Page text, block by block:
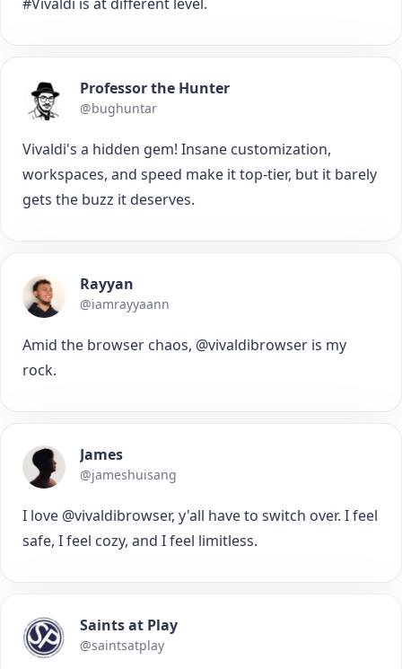
Professor the Hunter
@bughuntar
Vivaldi's a hidden gem! Insane customization,
workspaces, and speed make it top-tier, but it barely
gets the buzz it deserves.
Rayyan
@iamrayyaann
Amid the browser chaos, @vivaldibrowser is my
rock.
James
@jameshuisang
I love @vivaldibrowser, y'all have to switch over. I feel
safe, I feel cozy, and I feel limitless.
Saints at Play
@saintsatplay